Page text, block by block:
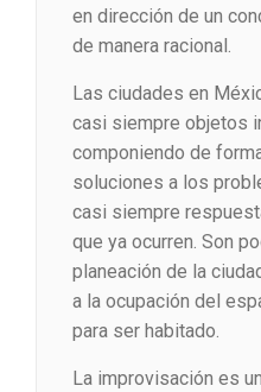
en dirección de un
de manera racional.
Las ciudades en
casi siempre objetos
componiendo de
soluciones a los
casi siempre
que ya ocurren. Son
planeación de la
a la ocupación del
para ser habitado.
La improvisación es